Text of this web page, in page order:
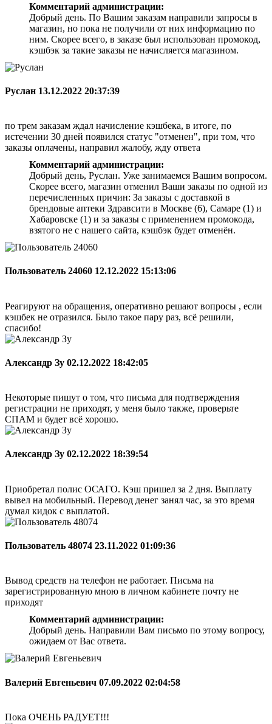
Комментарий администрации:
Добрый день. По Вашим заказам направили запросы в
магазин, но пока не получили от них информацию по
ним. Скорее всего, в заказе был использован промокод,
кэшбэк за такие заказы не начисляется магазином.
Руслан 13.12.2022 20:37:39
по трем заказам ждал начисление кэшбека, в итоге, по
истечении 30 дней появился статус "отменен", при том, что
заказы оплачены, направил жалобу, жду ответа
Комментарий администрации:
Добрый день, Руслан. Уже занимаемся Вашим вопросом.
Скорее всего, магазин отменил Ваши заказы по одной из
перечисленных причин: За заказы с доставкой в
брендовые аптеки Здравсити в Москве (6), Самаре (1) и
Хабаровске (1) и за заказы с применением промокода,
взятого не с нашего сайта, кэшбэк будет отменён.
Пользователь 24060 12.12.2022 15:13:06
Реагируют на обращения, оперативно решают вопросы , если
кэшбек не отразился. Было такое пару раз, всё решили,
спасибо!
Александр Зу 02.12.2022 18:42:05
Некоторые пишут о том, что письма для подтверждения
регистрации не приходят, у меня было также, проверьте
СПАМ и будет всё хорошо.
Александр Зу 02.12.2022 18:39:54
Приобретал полис ОСАГО. Кэш пришел за 2 дня. Выплату
вывел на мобильный. Перевод денег занял час, за это время
думал кидок с выплатой.
Пользователь 48074 23.11.2022 01:09:36
Вывод средств на телефон не работает. Письма на
зарегистрированную мною в личном кабинете почту не
приходят
Комментарий администрации:
Добрый день. Направили Вам письмо по этому вопросу,
ожидаем от Вас ответа.
Валерий Евгеньевич 07.09.2022 02:04:58
Пока ОЧЕНЬ РАДУЕТ!!!